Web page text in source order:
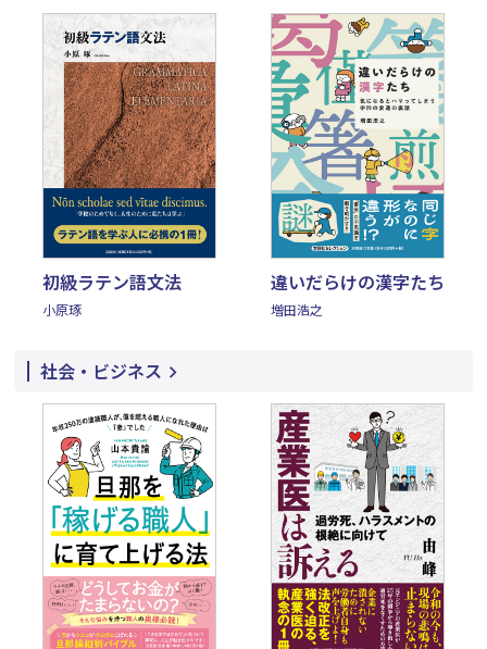
初級ラテン語文法
小原琢
違いだらけの漢字たち
増田浩之
社会・ビジネス